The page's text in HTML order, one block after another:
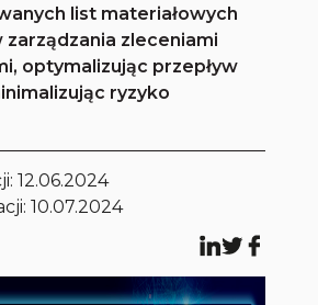
list materiałowych
zleceniami
optymalizując przepływ
ryzyko
12.06.2024
10.07.2024